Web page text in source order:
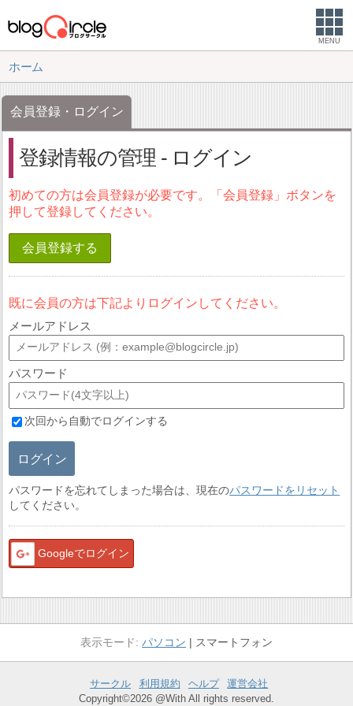
MENU
ホーム
会員登録・ログイン
登録情報の管理 - ログイン
初めての方は会員登録が必要です。「会員登録」ボタンを
押して登録してください。
会員登録する
既に会員の方は下記よりログインしてください。
メールアドレス
パスワード
次回から自動でログインする
ログイン
パスワードを忘れてしまった場合は、現在のパスワードをリセット
してください。
Googleでログイン
パソコン スマートフォン
サークル 利用規約 ヘルプ
運営会社
Copyright©2026 @With All rights reserved.